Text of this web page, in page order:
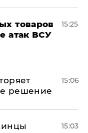
товаров
атак ВСУ
15:25
решение
15:06
15:03